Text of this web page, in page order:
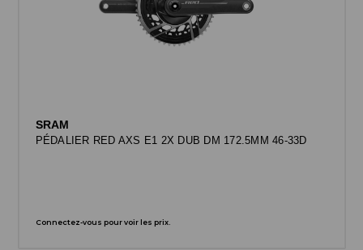
SRAM
PÉDALIER RED AXS E1 2X DUB DM 172.5MM 46-33D
Connectez-vous pour voir les prix.